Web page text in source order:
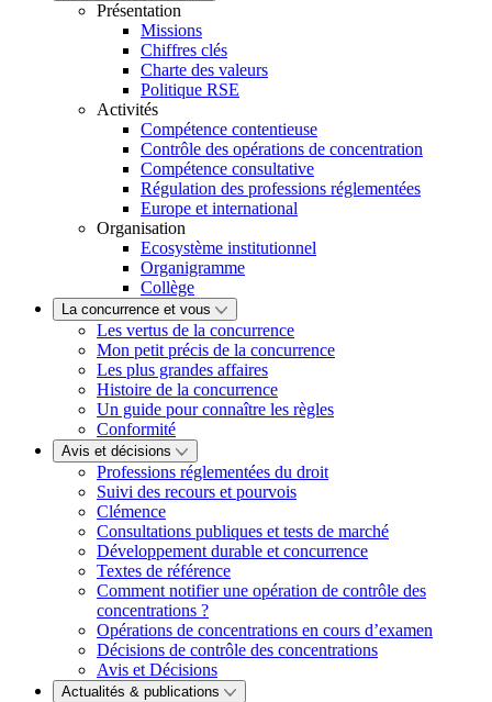
Présentation
Missions
Chiffres clés
Charte des valeurs
Politique RSE
Activités
Compétence contentieuse
Contrôle des opérations de concentration
Compétence consultative
Régulation des professions réglementées
Europe et international
Organisation
Ecosystème institutionnel
Organigramme
Collège
La concurrence et vous
Les vertus de la concurrence
Mon petit précis de la concurrence
Les plus grandes affaires
Histoire de la concurrence
Un guide pour connaître les règles
Conformité
Avis et décisions
Professions réglementées du droit
Suivi des recours et pourvois
Clémence
Consultations publiques et tests de marché
Développement durable et concurrence
Textes de référence
Comment notifier une opération de contrôle des
concentrations ?
Opérations de concentrations en cours d’examen
Décisions de contrôle des concentrations
Avis et Décisions
Actualités & publications